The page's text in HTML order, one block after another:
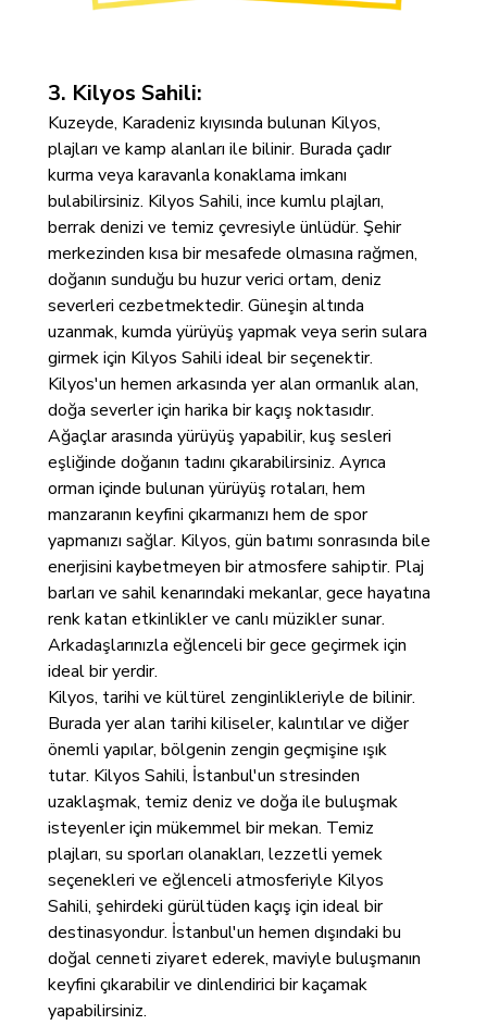
3. Kilyos Sahili:
Kuzeyde, Karadeniz kıyısında bulunan Kilyos,
plajları ve kamp alanları ile bilinir. Burada çadır
kurma veya karavanla konaklama imkanı
bulabilirsiniz. Kilyos Sahili, ince kumlu plajları,
berrak denizi ve temiz çevresiyle ünlüdür. Şehir
merkezinden kısa bir mesafede olmasına rağmen,
doğanın sunduğu bu huzur verici ortam, deniz
severleri cezbetmektedir. Güneşin altında
uzanmak, kumda yürüyüş yapmak veya serin sulara
girmek için Kilyos Sahili ideal bir seçenektir.
Kilyos'un hemen arkasında yer alan ormanlık alan,
doğa severler için harika bir kaçış noktasıdır.
Ağaçlar arasında yürüyüş yapabilir, kuş sesleri
eşliğinde doğanın tadını çıkarabilirsiniz. Ayrıca
orman içinde bulunan yürüyüş rotaları, hem
manzaranın keyfini çıkarmanızı hem de spor
yapmanızı sağlar. Kilyos, gün batımı sonrasında bile
enerjisini kaybetmeyen bir atmosfere sahiptir. Plaj
barları ve sahil kenarındaki mekanlar, gece hayatına
renk katan etkinlikler ve canlı müzikler sunar.
Arkadaşlarınızla eğlenceli bir gece geçirmek için
ideal bir yerdir.
Kilyos, tarihi ve kültürel zenginlikleriyle de bilinir.
Burada yer alan tarihi kiliseler, kalıntılar ve diğer
önemli yapılar, bölgenin zengin geçmişine ışık
tutar. Kilyos Sahili, İstanbul'un stresinden
uzaklaşmak, temiz deniz ve doğa ile buluşmak
isteyenler için mükemmel bir mekan. Temiz
plajları, su sporları olanakları, lezzetli yemek
seçenekleri ve eğlenceli atmosferiyle Kilyos
Sahili, şehirdeki gürültüden kaçış için ideal bir
destinasyondur. İstanbul'un hemen dışındaki bu
doğal cenneti ziyaret ederek, maviyle buluşmanın
keyfini çıkarabilir ve dinlendirici bir kaçamak
yapabilirsiniz.